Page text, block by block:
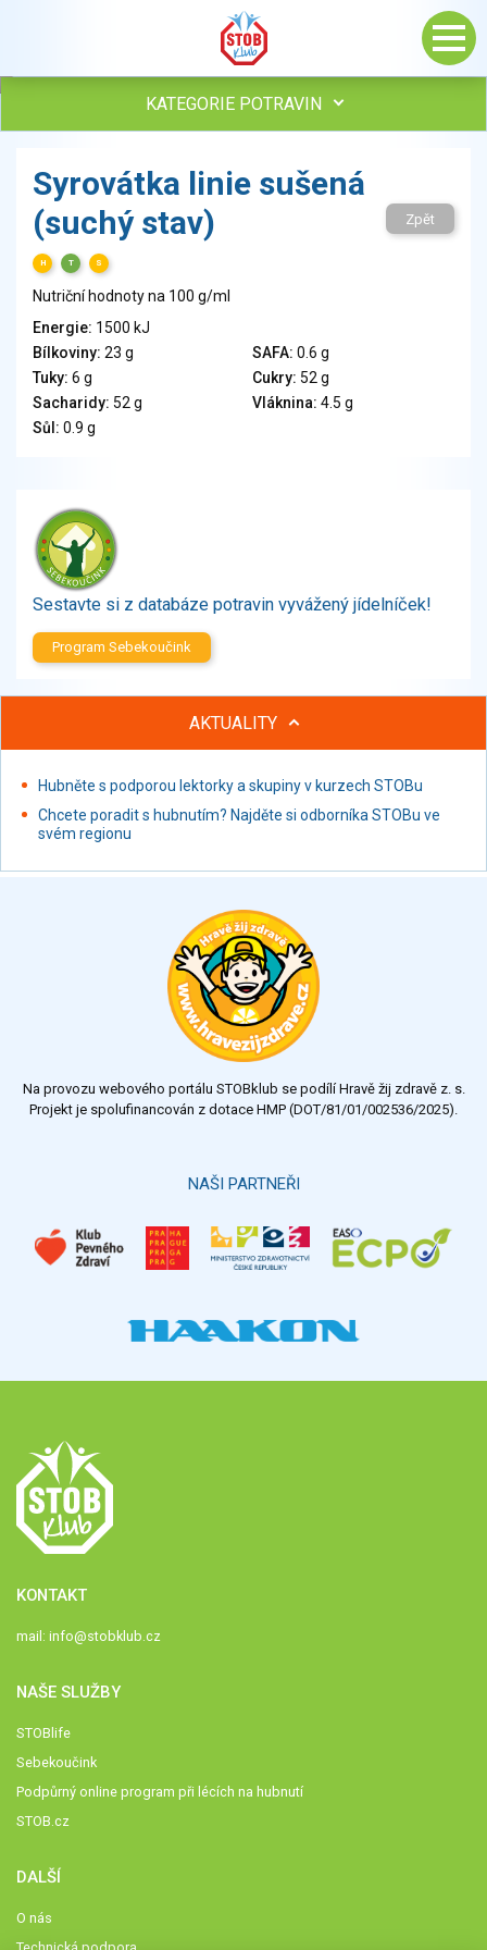
KATEGORIE POTRAVIN
Vejce
Mléko
Mléčné výrobky
Sýry
Veganské a vegetariánské výrobky
Tuky
Obiloviny, mouka, cereální výrobky
Chléb, pečivo, křehké chleby, pufované výrobky
Přílohy
Brambory, luštěniny, houby
Sladkosti, slané výrobky
Zmrzliny
Ochucovadla, přísady, sladidla
Sušené směsi
Polotovary, hotové pokrmy
Proteinové výrobky, doplňky stravy
Nápoje alkoholické
Restaurace, jídelny, hotová jídla
Fastfood
Studená kuchyně, lahůdkářské výrobky
Syrovátka linie sušená
(suchý stav)
H T S
Zpět
Nutriční hodnoty na 100 g/ml
Energie: 1500 kJ
Bílkoviny: 23 g SAFA: 0.6 g
Tuky: 6 g Cukry: 52 g
Sacharidy: 52 g Vláknina: 4.5 g
Sůl: 0.9 g
Sestavte si z databáze potravin vyvážený jídelníček!
Program Sebekoučink
AKTUALITY
Hubněte s podporou lektorky a skupiny v kurzech STOBu
Chcete poradit s hubnutím? Najděte si odborníka STOBu ve
svém regionu
Na provozu webového portálu STOBklub se podílí Hravě žij zdravě z. s.
Projekt je spolufinancován z dotace HMP (DOT/81/01/002536/2025).
NAŠI PARTNEŘI
KONTAKT
mail: info@stobklub.cz
NAŠE SLUŽBY
STOBlife
Sebekoučink
Podpůrný online program při lécích na hubnutí
STOB.cz
DALŠÍ
O nás